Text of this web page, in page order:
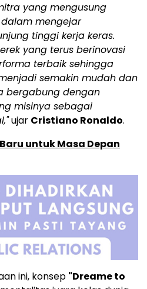
yang mengusung
mengejar
tinggi kerja keras.
yang terus berinovasi
terbaik sehingga
semakin mudah dan
bergabung dengan
misinya sebagai
ujar Cristiano Ronaldo.
untuk Masa Depan
ini, konsep "Dreame to